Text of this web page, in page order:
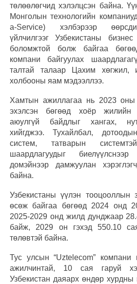
төлөөлөгчид хэлэлцсэн байна.
Монголын технологийн
a-Service) хэлбэрээр
үйлчилгээг Узбекистаны бизнес
боломжтой болж байгаа
компани байгуулах
талтай талаар Цахим хөгжил,
холбооны яам мэдээллээ.
Хамтын ажиллагаа нь 2023 оны
эхэлсэн бөгөөд хоёр жилийн
аюулгүй байдлыг хангах,
хийгджээ. Тухайлбал,
систем, татварын
шаардлагуудыг биелүүлснээр
домэйнээр дамжуулан
байна.
Узбекистаны үүлэн тооцооллын
өсөж байгаа бөгөөд 2024 онд
2025-2029 онд жилд дунджаар
байж, 2029 он гэхэд 550.10
төлөвтэй байна.
Тус улсын “Uztelecom”
ажилчинтай, 10 сая гаруй
Узбекистан даяарх өндөр хурдны